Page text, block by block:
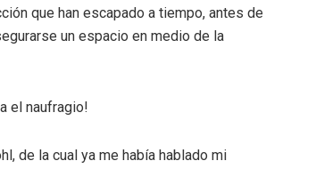
que han escapado a tiempo, antes de
un espacio en medio de la
el naufragio!
de la cual ya me había hablado mi